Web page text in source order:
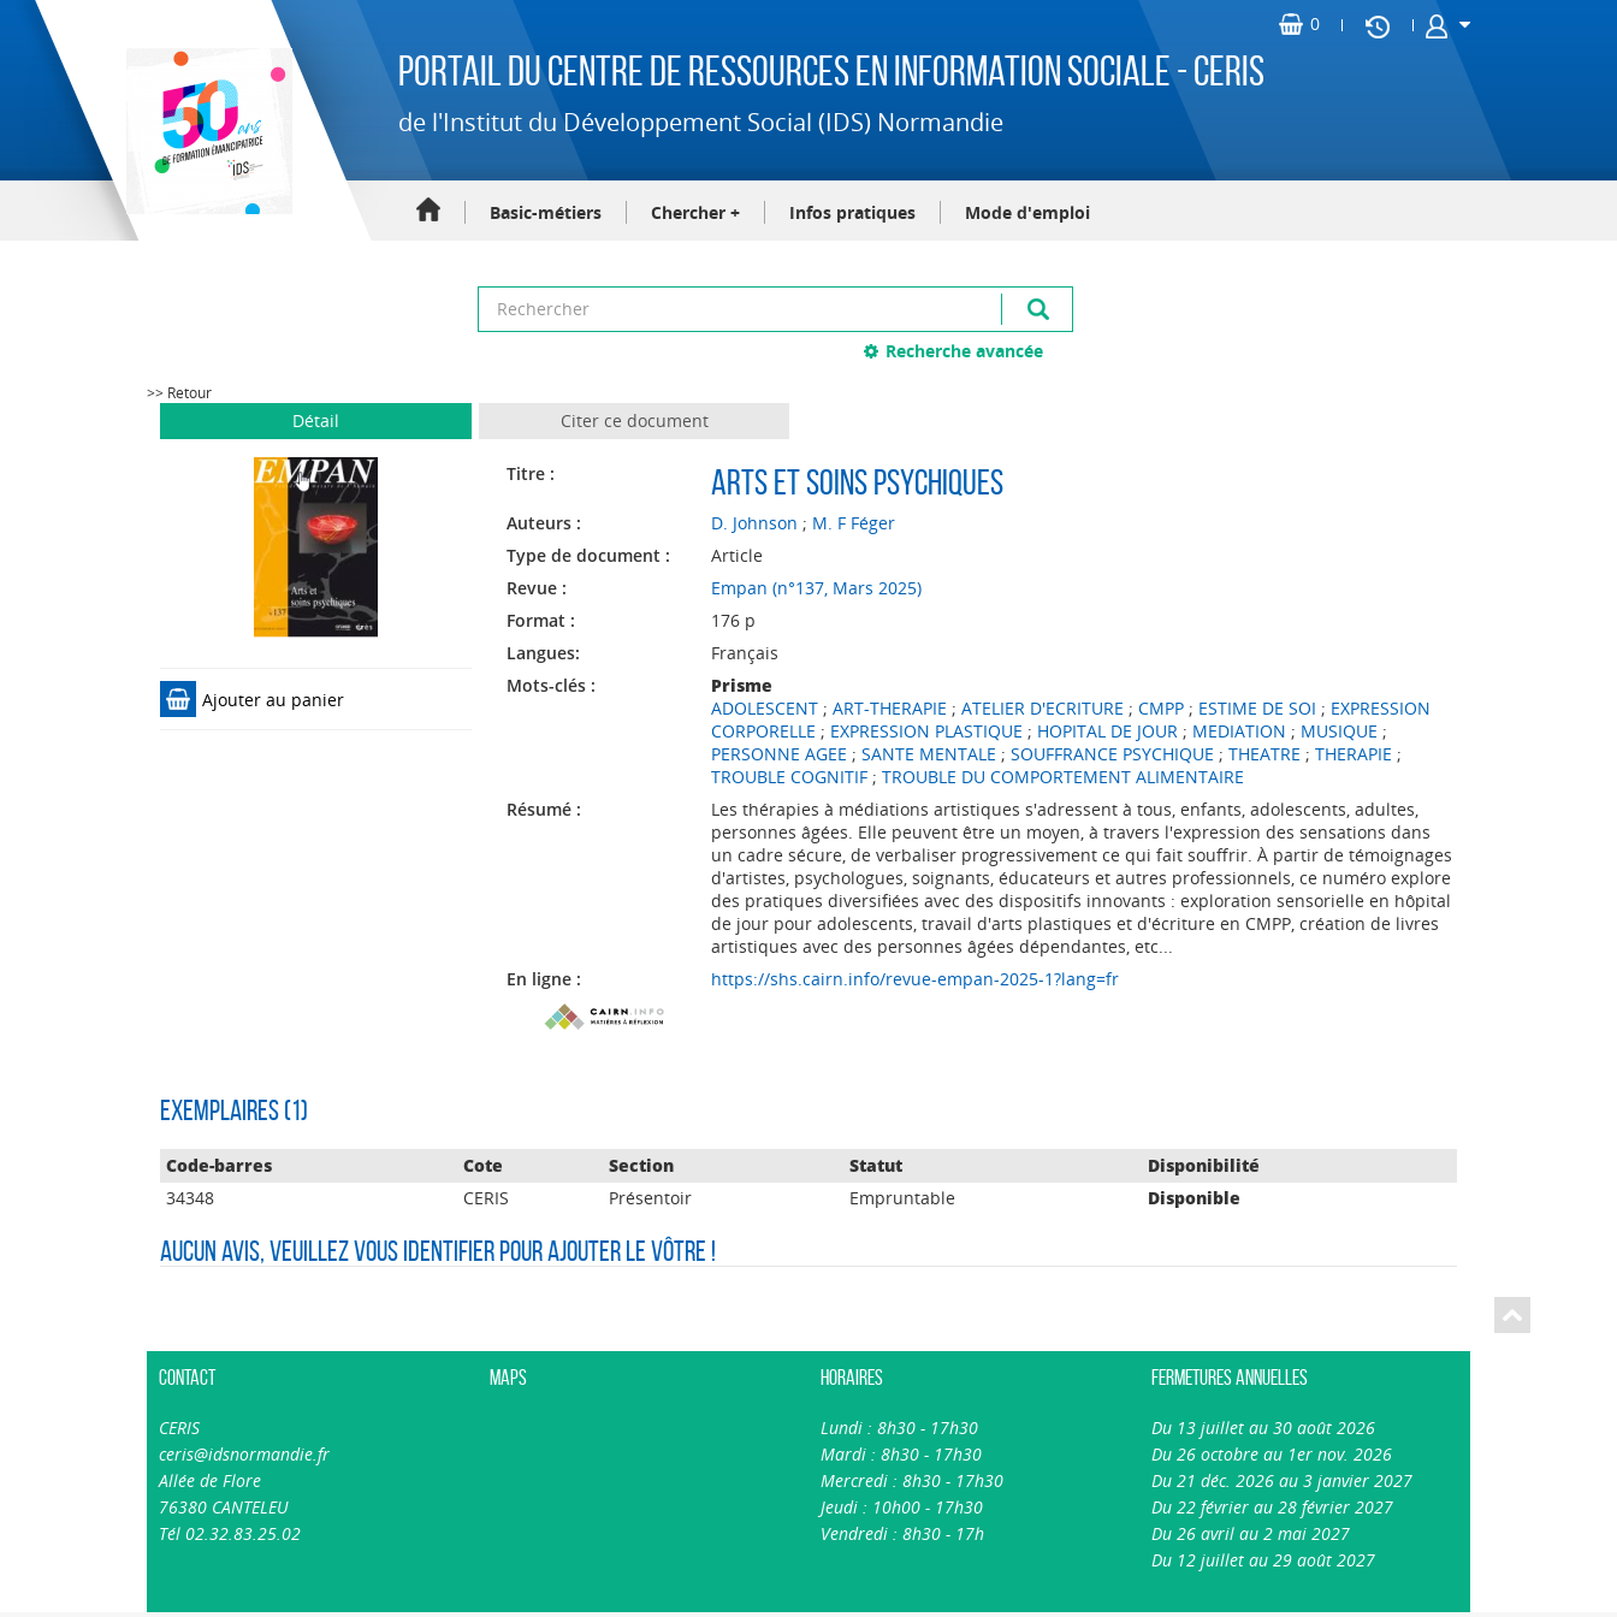
Portail du Centre de Ressources en Information Sociale - CERIS
de l'Institut du Développement Social (IDS) Normandie
Basic-métiers Chercher + Infos pratiques Mode d'emploi
Recherche avancée
>> Retour
Détail Citer ce document
Ajouter au panier
Titre : Arts et soins psychiques
Auteurs : D. Johnson ; M. F Féger
Type de document :
Article
Revue :
Empan (n°137, Mars 2025)
Format :
176 p
Langues:
Français
Mots-clés :
Prisme
ADOLESCENT; ART-THERAPIE ; ATELIER D'ECRITURE ; CMPP; ESTIME DE SOI ; EXPRESSION
CORPORELLE ; EXPRESSION PLASTIQUE ; HOPITAL DE JOUR; MEDIATION ; MUSIQUE ;
PERSONNE AGEE ; SANTE MENTALE ; SOUFFRANCE PSYCHIQUE ; THEATRE ; THERAPIE ;
TROUBLE COGNITIF; TROUBLE DU COMPORTEMENT ALIMENTAIRE
Résumé :
Les thérapies à médiations artistiques s'adressent à tous, enfants, adolescents, adultes,
personnes âgées. Elle peuvent être un moyen, à travers l'expression des sensations dans
un cadre sécure, de verbaliser progressivement ce qui fait souffrir. À partir de témoignages
d'artistes, psychologues, soignants, éducateurs et autres professionnels, ce numéro explore
des pratiques diversifiées avec des dispositifs innovants : exploration sensorielle en hôpital
de jour pour adolescents, travail d'arts plastiques et d'écriture en CMPP, création de livres
artistiques avec des personnes âgées dépendantes, etc...
En ligne :
https://shs.cairn.info/revue-empan-2025-1?lang=fr
Exemplaires (1)
Code-barres Cote Section Statut
Disponibilité
34348
CERIS Présentoir Empruntable Disponible
Aucun avis, veuillez vous identifier pour ajouter le vôtre !
Contact
CERIS
ceris@idsnormandie.fr
Allée de Flore
76380 CANTELEU
Tél 02.32.83.25.02
Maps Horaires
Lundi : 8h30 - 17h30
Mardi : 8h30 - 17h30
Mercredi : 8h30 - 17h30
Jeudi : 10h00 - 17h30
Vendredi : 8h30 - 17h
Fermetures annuelles
Du 13 juillet au 30 août 2026
Du 26 octobre au 1er nov. 2026
Du 21 déc. 2026 au 3 janvier 2027
Du 22 février au 28 février 2027
Du 26 avril au 2 mai 2027
Du 12 juillet au 29 août 2027